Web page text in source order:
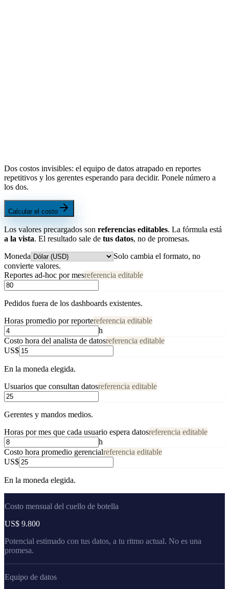
Dos costos invisibles: el equipo de datos atrapado en reportes
repetitivos y los gerentes esperando para decidir. Ponele número a
los dos.
Calcular el costo
Los valores precargados son referencias editables. La fórmula está
a la vista. El resultado sale de tus datos, no de promesas.
Moneda
Solo cambia el formato, no
convierte valores.
Reportes ad-hoc por mesreferencia editable
Pedidos fuera de los dashboards existentes.
Horas promedio por reportereferencia editable
h
Costo hora del analista de datosreferencia editable
US$
En la moneda elegida.
Usuarios que consultan datosreferencia editable
Gerentes y mandos medios.
Horas por mes que cada usuario espera datosreferencia editable
h
Costo hora promedio gerencialreferencia editable
US$
En la moneda elegida.
Costo mensual del cuello de botella
US$ 9.800
Potencial estimado con tus datos, a tu ritmo actual. No es una
promesa.
Equipo de datos